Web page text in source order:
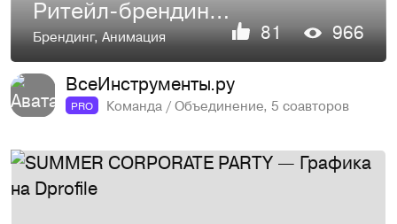
Ритейл-брендинг магазина-склада ВсеИнструменты.ру
Брендинг,Анимация 81
966
ВсеИнструменты.ру
PRO Команда / Объединение, 5 соавторов